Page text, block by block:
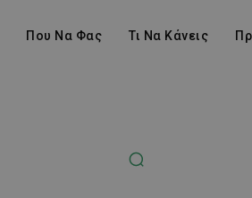
Που Να Φας Τι Να Κάνεις